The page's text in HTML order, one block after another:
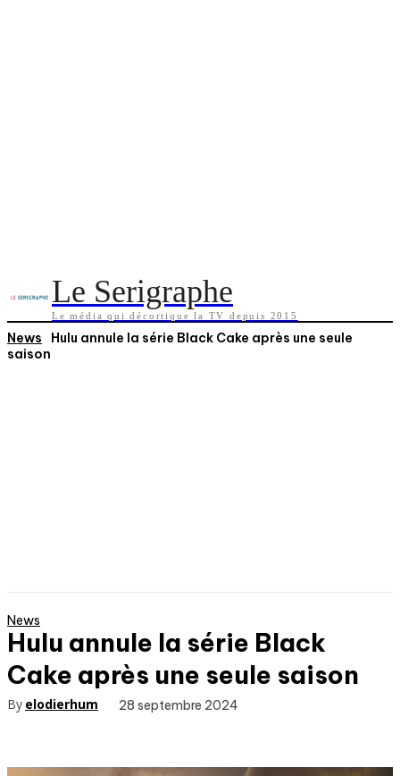
Le Serigraphe
Le média qui décortique la TV depuis 2015
News
Hulu annule la série Black Cake après une seule
saison
News
Hulu annule la série Black
Cake après une seule saison
By elodierhum 28 septembre 2024